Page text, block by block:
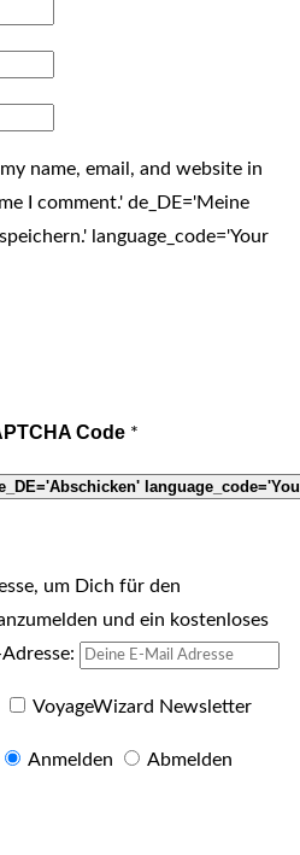
name, email, and website in
I comment.' de_DE='Meine
language_code='Your
Code *
um Dich für den
und ein kostenloses
VoyageWizard Newsletter
Anmelden Abmelden